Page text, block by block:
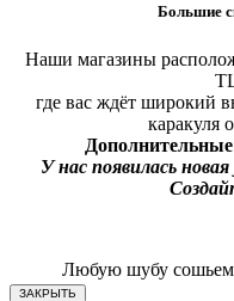
Большие
Наши магазины
где вас ждёт широкий
каракуля
У нас появилась
Любую шубу сошьем
ЗАКРЫТЬ